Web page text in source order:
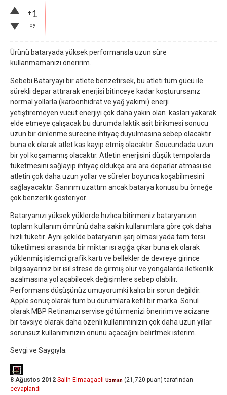
+1
oy
Ürünü bataryada yüksek performansla uzun süre
kullanmamanızı öneririm.
Sebebi Bataryayı bir atlete benzetirsek, bu atleti tüm gücü ile
sürekli depar attırarak enerjisi bitinceye kadar koşturursanız
normal yollarla (karbonhidrat ve yağ yakımı) enerji
yetiştiremeyen vücüt enerjiyi çok daha yakın olan kasları yakarak
elde etmeye çalışacak bu durumda laktik asit birikmesi sonucu
uzun bir dinlenme sürecine ihtiyaç duyulmasına sebep olacaktır
buna ek olarak atlet kas kayıp etmiş olacaktır. Soucundada uzun
bir yol koşamamış olacaktır. Atletin enerjisini düşük tempolarda
tüketmesini sağlayıp ihtiyaç oldukça ara ara deparlar atması ise
atletin çok daha uzun yollar ve süreler boyunca koşabilmesini
sağlayacaktır. Sanırım uzattım ancak batarya konusu bu örneğe
çok benzerlik gösteriyor.
Bataryanızı yüksek yüklerde hızlıca bitirmeniz bataryanızın
toplam kullanım ömrünü daha sakin kullanımlara göre çok daha
hızlı tüketir. Aynı şekilde bataryanın şarj olması yada tam tersi
tüketilmesi sırasında bir miktar ısı açığa çıkar buna ek olarak
yüklenmiş işlemci grafik kartı ve bellekler de devreye girince
bilgisayarınız bir ısıl strese de girmiş olur ve yongalarda iletkenlik
azalmasına yol açabilecek değişimlere sebep olabilir.
Performans düşüşünüz umuyorumki kalıcı bir sorun değildir.
Apple sonuç olarak tüm bu durumlara kefil bir marka. Sonul
olarak MBP Retinanızı servise götürmenizi öneririm ve acizane
bir tavsiye olarak daha özenli kullanımınızın çok daha uzun yıllar
sorunsuz kullanımınızın önünü açacağını belirtmek isterim.
Sevgi ve Saygıyla.
8 Ağustos 2012 Salih Elmaagacli Uzman (21,720 puan) tarafından
cevaplandı